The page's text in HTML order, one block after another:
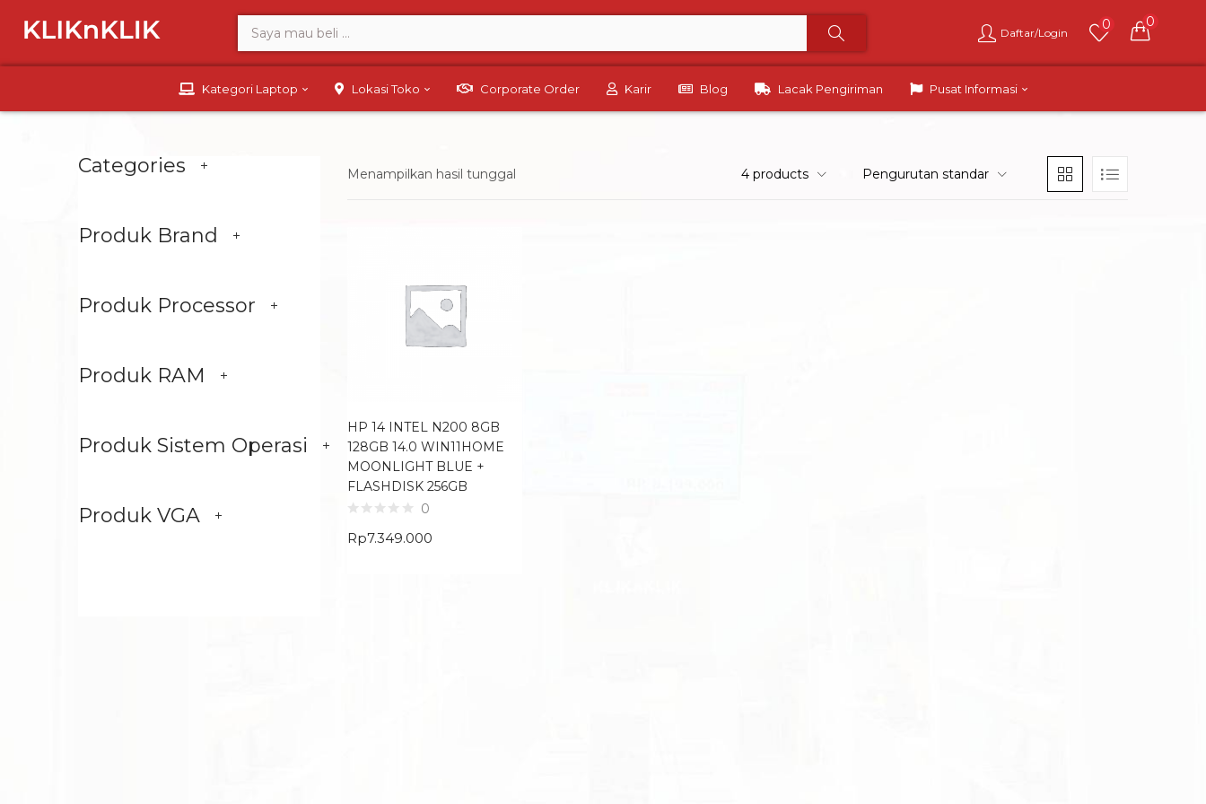
Daftar/Login
0 0
Kategori Laptop Lokasi Toko Corporate Order Karir Blog Lacak Pengiriman Pusat Informasi
Categories
Produk Brand
Produk Processor
Produk RAM
Produk Sistem Operasi
Produk VGA
Menampilkan hasil tunggal 4 products Pengurutan standar
HP 14 INTEL N200 8GB
128GB 14.0 WIN11HOME
MOONLIGHT BLUE +
FLASHDISK 256GB
0
Rp7.349.000